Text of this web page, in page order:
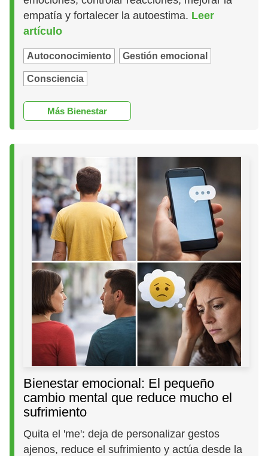
empatía y fortalecer la autoestima. Leer
artículo
Autoconocimiento Gestión emocional
Consciencia
Más Bienestar
Bienestar emocional: El pequeño
cambio mental que reduce mucho el
sufrimiento
Quita el 'me': deja de personalizar gestos
ajenos, reduce el sufrimiento y actúa desde la